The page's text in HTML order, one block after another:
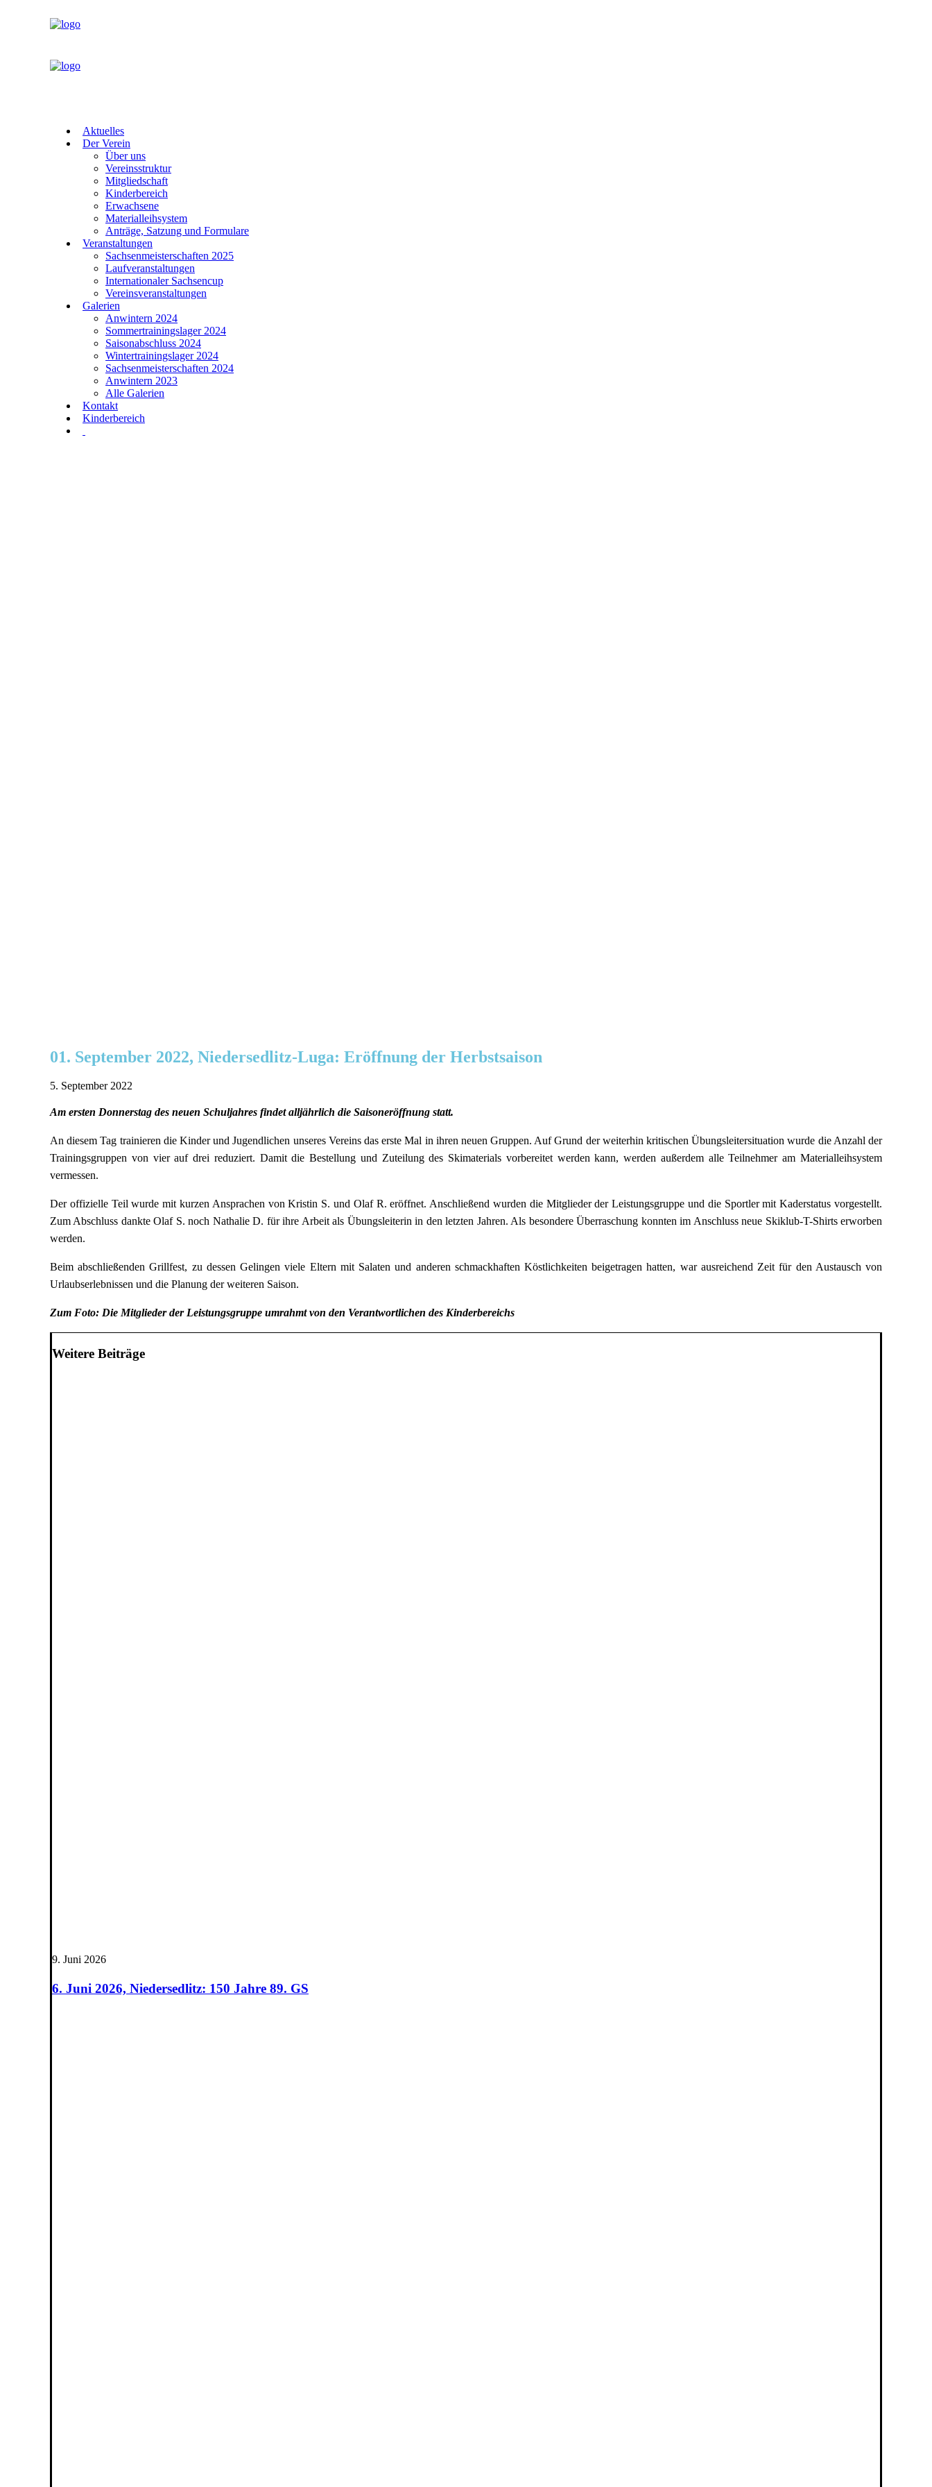
Aktuelles
Der Verein
Über uns
Vereinsstruktur
Mitgliedschaft
Kinderbereich
Erwachsene
Materialleihsystem
Anträge, Satzung und Formulare
Veranstaltungen
Sachsenmeisterschaften 2025
Laufveranstaltungen
Internationaler Sachsencup
Vereinsveranstaltungen
Galerien
Anwintern 2024
Sommertrainingslager 2024
Saisonabschluss 2024
Wintertrainingslager 2024
Sachsenmeisterschaften 2024
Anwintern 2023
Alle Galerien
Kontakt
Kinderbereich
01. September 2022, Niedersedlitz-Luga: Eröffnung der Herbstsaison
5. September 2022
Am ersten Donnerstag des neuen Schuljahres findet alljährlich die Saisoneröffnung statt.
An diesem Tag trainieren die Kinder und Jugendlichen unseres Vereins das erste Mal in ihren neuen Gruppen. Auf Grund der weiterhin kritischen Übungsleitersituation wurde die Anzahl der
Trainingsgruppen von vier auf drei reduziert. Damit die Bestellung und Zuteilung des Skimaterials vorbereitet werden kann, werden außerdem alle Teilnehmer am Materialleihsystem
vermessen.
Der offizielle Teil wurde mit kurzen Ansprachen von Kristin S. und Olaf R. eröffnet. Anschließend wurden die Mitglieder der Leistungsgruppe und die Sportler mit Kaderstatus vorgestellt.
Zum Abschluss dankte Olaf S. noch Nathalie D. für ihre Arbeit als Übungsleiterin in den letzten Jahren. Als besondere Überraschung konnten im Anschluss neue Skiklub-T-Shirts erworben
werden.
Beim abschließenden Grillfest, zu dessen Gelingen viele Eltern mit Salaten und anderen schmackhaften Köstlichkeiten beigetragen hatten, war ausreichend Zeit für den Austausch von
Urlaubserlebnissen und die Planung der weiteren Saison.
Zum Foto: Die Mitglieder der Leistungsgruppe umrahmt von den Verantwortlichen des Kinderbereichs
Weitere Beiträge
9. Juni 2026
6. Juni 2026, Niedersedlitz: 150 Jahre 89. GS